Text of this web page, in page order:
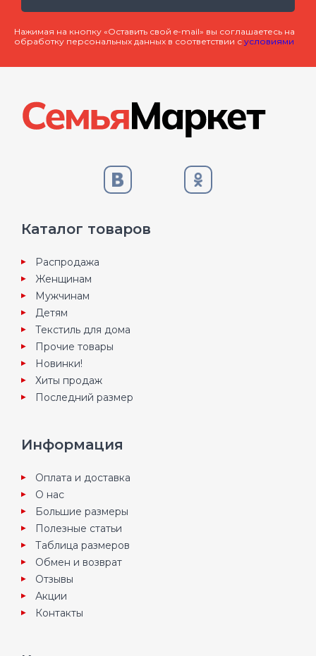
Нажимая на кнопку «Оставить свой e-mail» вы соглашаетесь на
обработку персональных данных в соответствии с условиями
Каталог товаров
Распродажа
Женщинам
Мужчинам
Детям
Текстиль для дома
Прочие товары
Новинки!
Хиты продаж
Последний размер
Информация
Оплата и доставка
О нас
Большие размеры
Полезные статьи
Таблица размеров
Обмен и возврат
Отзывы
Акции
Контакты